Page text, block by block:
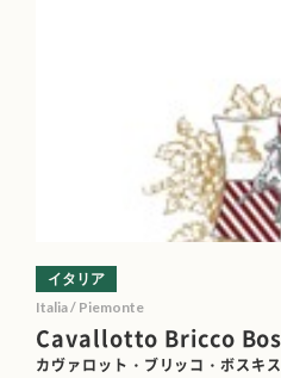
Cavallotto Bricco
カヴァロット・ブリッコ・ボスキス
イタリア
Italia / Piemonte